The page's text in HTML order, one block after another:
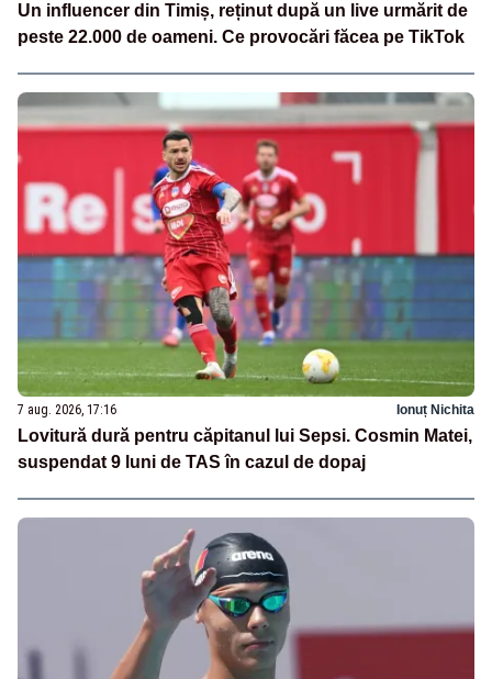
Un influencer din Timiș, reținut după un live urmărit de
peste 22.000 de oameni. Ce provocări făcea pe TikTok
7 aug. 2026, 17:16 Ionuț Nichita
Lovitură dură pentru căpitanul lui Sepsi. Cosmin Matei,
suspendat 9 luni de TAS în cazul de dopaj